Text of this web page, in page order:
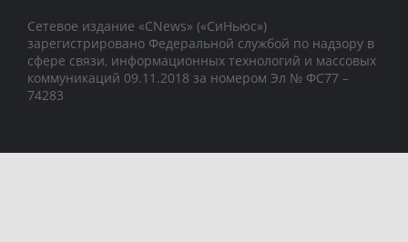
Сетевое издание «CNews» («СиНьюс»)
зарегистрировано Федеральной службой по надзору в
сфере связи, информационных технологий и массовых
коммуникаций 09.11.2018 за номером Эл № ФС77 –
74283